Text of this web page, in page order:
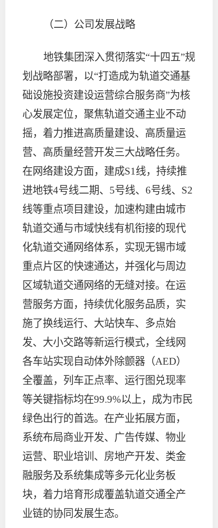
（二）公司发展战略
地铁集团深入贯彻落实“十四五”规
划战略部署，以“打造成为轨道交通基
础设施投资建设运营综合服务商”为核
心发展定位，聚焦轨道交通主业不动
摇，着力推进高质量建设、高质量运
营、高质量经营开发三大战略任务。
在网络建设方面，建成S1 线，持续推
进地铁4号线二期、 5号线、 6号线、 S2
线等重点项目建设，加速构建由城市
轨道交通与市域快线有机衔接的现代
化轨道交通网络体系，实现无锡市域
重点片区的快速通达，并强化与周边
区域轨道交通网络的无缝对接。在运
营服务方面，持续优化服务品质，实
施了换线运行、大站快车、多点始
发、大小交路等新运行模式，全线网
各车站实现自动体外除颤器（AED）
全覆盖，列车正点率、运行图兑现率
等关键指标均在99.9%以上，成为市民
绿色出行的首选。在产业拓展方面，
系统布局商业开发、广告传媒、物业
运营、职业培训、房地产开发、类金
融服务及系统集成等多元化业务板
块，着力培育形成覆盖轨道交通全产
业链的协同发展生态。